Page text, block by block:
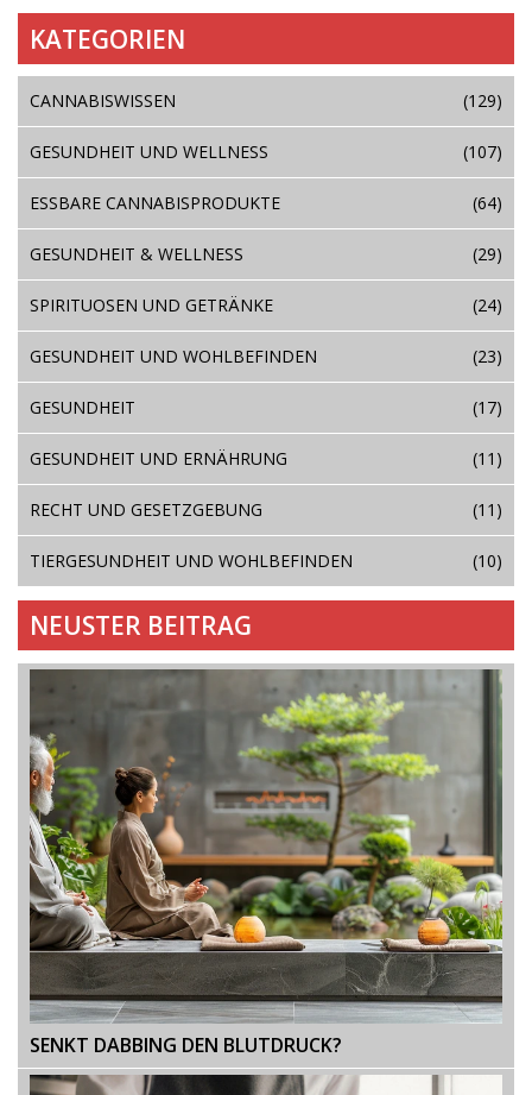
KATEGORIEN
CANNABISWISSEN (129)
GESUNDHEIT UND WELLNESS (107)
ESSBARE CANNABISPRODUKTE (64)
GESUNDHEIT & WELLNESS (29)
SPIRITUOSEN UND GETRÄNKE (24)
GESUNDHEIT UND WOHLBEFINDEN (23)
GESUNDHEIT (17)
GESUNDHEIT UND ERNÄHRUNG (11)
RECHT UND GESETZGEBUNG (11)
TIERGESUNDHEIT UND WOHLBEFINDEN (10)
NEUSTER BEITRAG
SENKT DABBING DEN BLUTDRUCK?